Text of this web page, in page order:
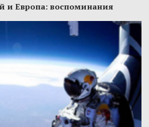
и Европа: воспоминания